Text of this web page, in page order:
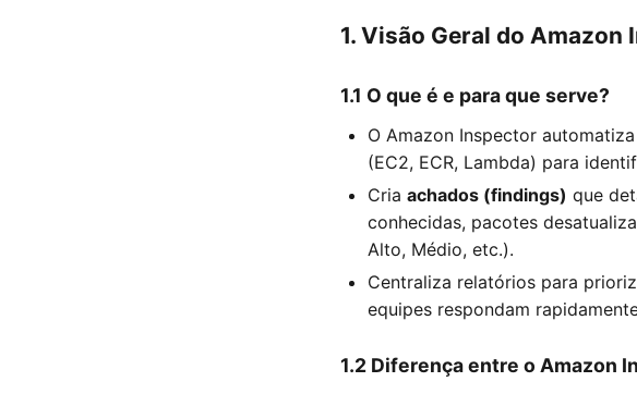
1. Visão Geral do Amazon
1.1 O que é e para que serve?
O Amazon Inspector
(EC2, ECR, Lambda) para
Cria achados (findings) que
conhecidas, pacotes
Alto, Médio, etc.).
Centraliza relatórios para
equipes respondam
1.2 Diferença entre o Amazon